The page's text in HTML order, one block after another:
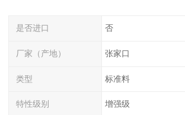
是否进口 否
厂家（产地） 张家口
类型 标准料
特性级别 增强级